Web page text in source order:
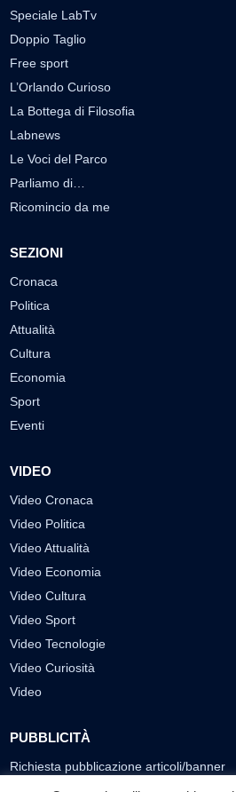
Speciale LabTv
Doppio Taglio
Free sport
L’Orlando Curioso
La Bottega di Filosofia
Labnews
Le Voci del Parco
Parliamo di…
Ricomincio da me
SEZIONI
Cronaca
Politica
Attualità
Cultura
Economia
Sport
Eventi
VIDEO
Video Cronaca
Video Politica
Video Attualità
Video Economia
Video Cultura
Video Sport
Video Tecnologie
Video Curiosità
Video
PUBBLICITÀ
Richiesta pubblicazione articoli/banner